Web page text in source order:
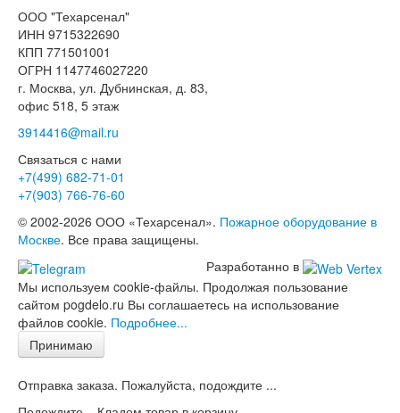
ООО "Техарсенал"
ИНН 9715322690
КПП 771501001
ОГРН 1147746027220
г. Москва, ул. Дубнинская, д. 83,
офис 518, 5 этаж
3914416@mail.ru
Связаться с нами
+7(499) 682-71-01
+7(903) 766-76-60
© 2002-2026 ООО «Техарсенал». Пожарное оборудование в
Москве. Все права защищены.
Разработанно в
Мы используем cookie-файлы. Продолжая пользование
сайтом pogdelo.ru Вы соглашаетесь на использование
файлов cookie. Подробнее...
Принимаю
Отправка заказа. Пожалуйста, подождите ...